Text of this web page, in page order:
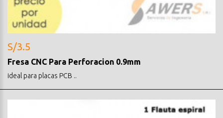
S/3.5
Fresa CNC Para Perforacion 0.9mm
ideal para placas PCB ..